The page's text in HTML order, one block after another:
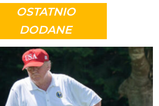
OSTATNIO
DODANE